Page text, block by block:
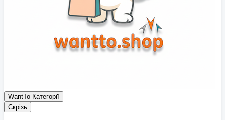
WantTo Категорії
Скрізь